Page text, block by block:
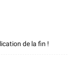
de la fin !